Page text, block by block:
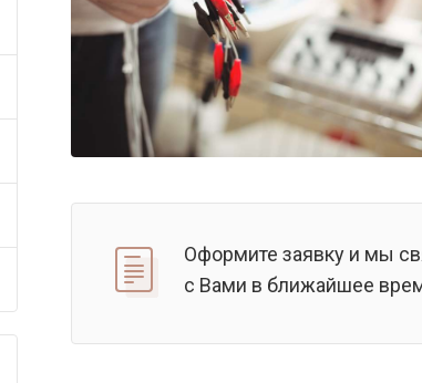
Оформите заявку и мы
с Вами в ближайшее